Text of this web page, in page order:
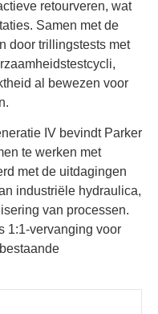
retourveren, wat
Samen met de
door trillingstests met
al bewezen voor
IV bevindt Parker
te werken met
met de uitdagingen
industriële hydraulica,
van processen.
1:1-vervanging voor